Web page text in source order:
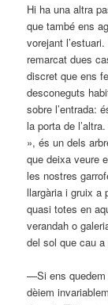
Hi ha una altra
que també ens
vorejant
remarcat dues
discret que ens
desconeguts
sobre l’entrada:
la porta de
», és un dels
que deixa veure
les nostres
llargària i gruix a
quasi totes en
verandah o
del sol que cau a
—Si ens quedem
dèiem